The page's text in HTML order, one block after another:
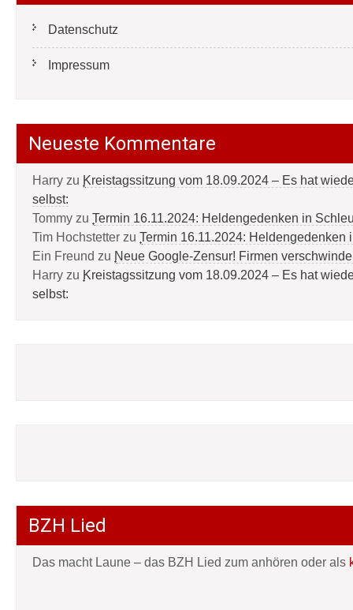
Datenschutz
Impressum
Neueste Kommentare
Harry zu Kreistagssitzung vom 18.09.2024 – Es hat
selbst:
Tommy zu Termin 16.11.2024: Heldengedenken in
Tim Hochstetter zu Termin 16.11.2024: Heldengedenken
Ein Freund zu Neue Google-Zensur! Firmen
Harry zu Kreistagssitzung vom 18.09.2024 – Es hat
selbst:
BZH Lied
Das macht Laune – das BZH Lied zum anhören oder als